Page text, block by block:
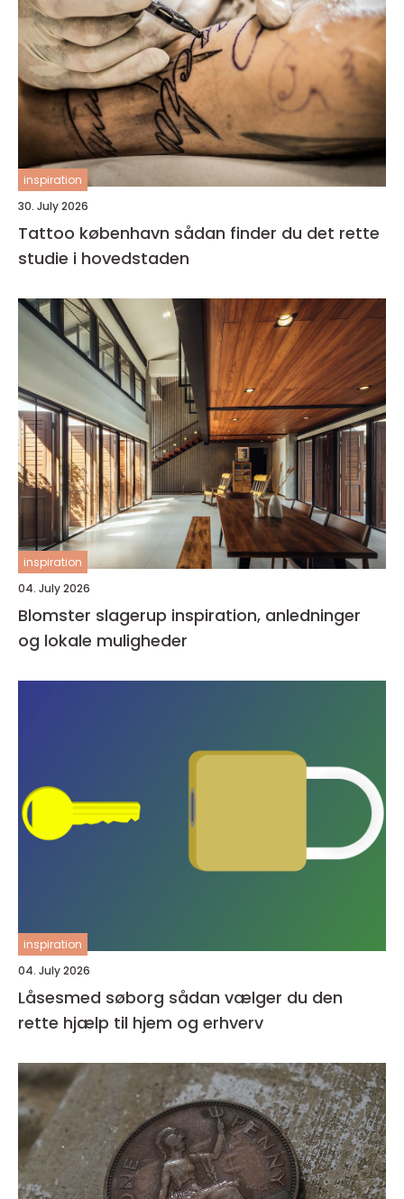
inspiration
30. July 2026
Tattoo københavn sådan finder du det rette
studie i hovedstaden
inspiration
04. July 2026
Blomster slagerup inspiration, anledninger
og lokale muligheder
inspiration
04. July 2026
Låsesmed søborg sådan vælger du den
rette hjælp til hjem og erhverv